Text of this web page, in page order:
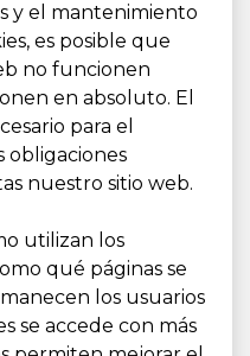
y el mantenimiento
es posible que
no funcionen
en absoluto. El
para el
obligaciones
nuestro sitio web.
utilizan los
qué páginas se
los usuarios
se accede con más